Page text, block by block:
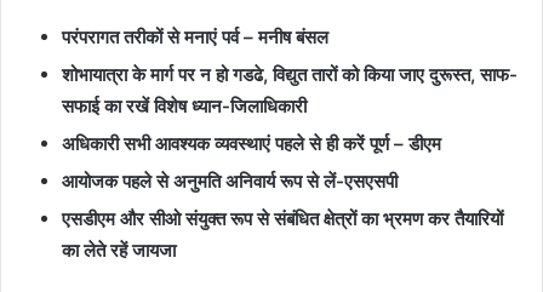
परंपरागत तरीकों से मनाएं पर्व – मनीष बंसल
शोभायात्रा के मार्ग पर न हो गडढे, विद्युत तारों को किया जाए दुरूस्त, साफ-
सफाई का रखें विशेष ध्यान-जिलाधिकारी
अधिकारी सभी आवश्यक व्यवस्थाएं पहले से ही करें पूर्ण – डीएम
आयोजक पहले से अनुमति अनिवार्य रूप से लें-एसएसपी
एसडीएम और सीओ संयुक्त रूप से संबंधित क्षेत्रों का भ्रमण कर तैयारियों
का लेते रहें जायजा